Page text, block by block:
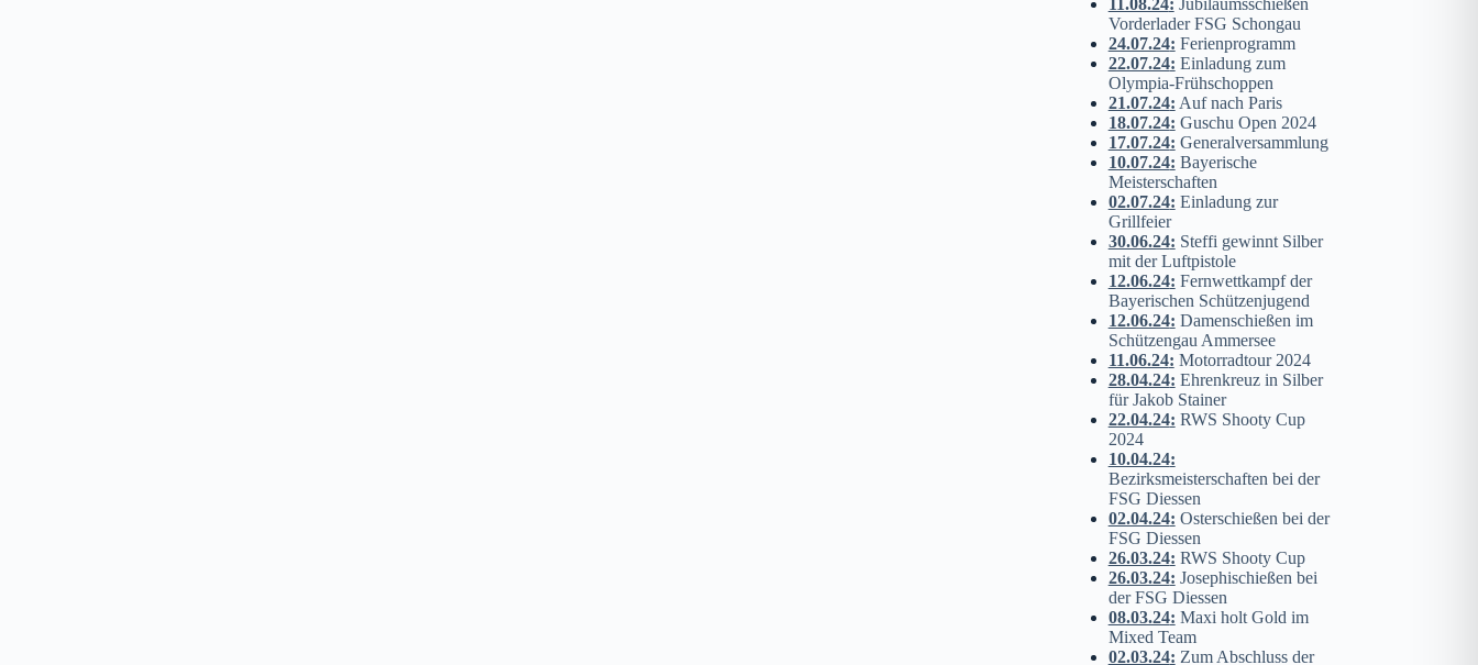
11.08.24: Jubiläumsschießen
Vorderlader FSG Schongau
24.07.24: Ferienprogramm
22.07.24: Einladung zum
Olympia-Frühschoppen
21.07.24: Auf nach Paris
18.07.24: Guschu Open 2024
17.07.24: Generalversammlung
10.07.24: Bayerische
Meisterschaften
02.07.24: Einladung zur
Grillfeier
30.06.24: Steffi gewinnt Silber
mit der Luftpistole
12.06.24: Fernwettkampf der
Bayerischen Schützenjugend
12.06.24: Damenschießen im
Schützengau Ammersee
11.06.24: Motorradtour 2024
28.04.24: Ehrenkreuz in Silber
für Jakob Stainer
22.04.24: RWS Shooty Cup
2024
10.04.24:
Bezirksmeisterschaften bei der
FSG Diessen
02.04.24: Osterschießen bei der
FSG Diessen
26.03.24: RWS Shooty Cup
26.03.24: Josephischießen bei
der FSG Diessen
08.03.24: Maxi holt Gold im
Mixed Team
02.03.24: Zum Abschluss der